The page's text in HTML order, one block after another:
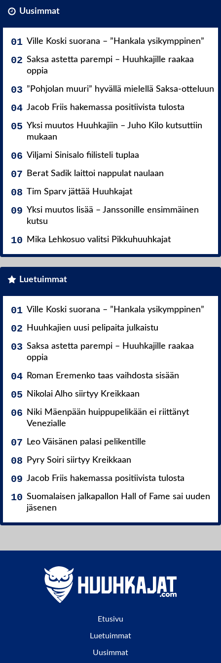
Uusimmat
Ville Koski suorana – ”Hankala ysikymppinen”
Saksa astetta parempi – Huuhkajille raakaa
oppia
”Pohjolan muuri” hyvällä mielellä Saksa-otteluun
Jacob Friis hakemassa positiivista tulosta
Yksi muutos Huuhkajiin – Juho Kilo kutsuttiin
mukaan
Viljami Sinisalo fiilisteli tuplaa
Berat Sadik laittoi nappulat naulaan
Tim Sparv jättää Huuhkajat
Yksi muutos lisää – Janssonille ensimmäinen
kutsu
Mika Lehkosuo valitsi Pikkuhuuhkajat
Luetuimmat
Ville Koski suorana – ”Hankala ysikymppinen”
Huuhkajien uusi pelipaita julkaistu
Saksa astetta parempi – Huuhkajille raakaa
oppia
Roman Eremenko taas vaihdosta sisään
Nikolai Alho siirtyy Kreikkaan
Niki Mäenpään huippupelikään ei riittänyt
Venezialle
Leo Väisänen palasi pelikentille
Pyry Soiri siirtyy Kreikkaan
Jacob Friis hakemassa positiivista tulosta
Suomalaisen jalkapallon Hall of Fame sai uuden
jäsenen
Etusivu
Luetuimmat
Uusimmat